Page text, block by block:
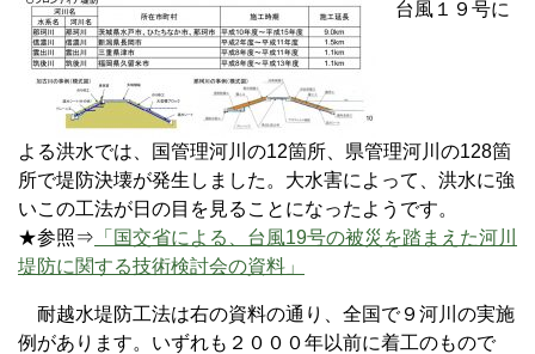
台風１９号に
よる洪水では、国管理河川の12箇所、県管理河川の128箇
所で堤防決壊が発生しました。大水害によって、洪水に強
いこの工法が日の目を見ることになったようです。
★参照⇒ 「国交省による、台風19号の被災を踏まえた河川
堤防に関する技術検討会の資料」
耐越水堤防工法は右の資料の通り、全国で９河川の実施
例があります。いずれも２０００年以前に着工のもので